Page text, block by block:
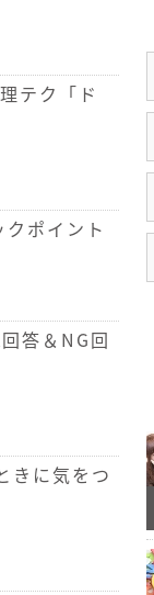
テク「ド
ポイント
答＆NG回
きに気をつ